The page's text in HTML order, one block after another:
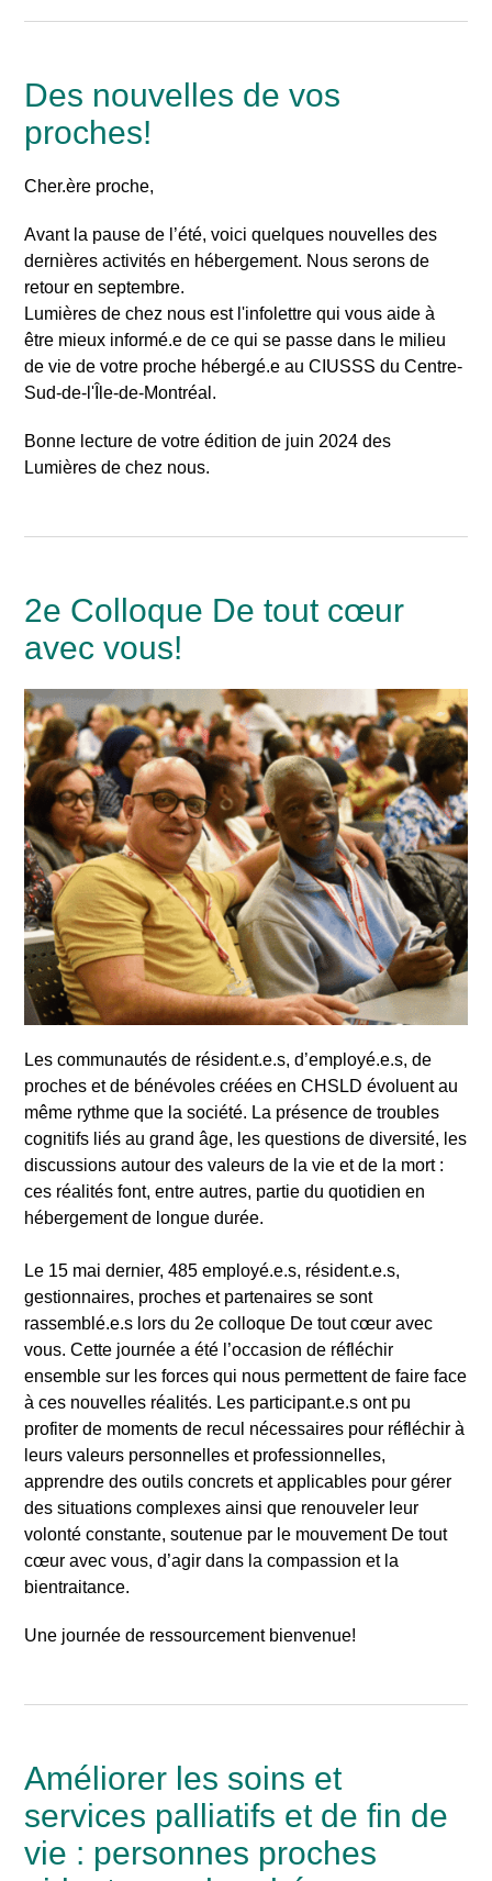
Des nouvelles de vos
proches!
Cher.ère proche,
Avant la pause de l’été, voici quelques nouvelles des
dernières activités en hébergement. Nous serons de
retour en septembre.
Lumières de chez nous est l'infolettre qui vous aide à
être mieux informé.e de ce qui se passe dans le milieu
de vie de votre proche hébergé.e au CIUSSS du Centre-
Sud-de-l'Île-de-Montréal.
Bonne lecture de votre édition de juin 2024 des
Lumières de chez nous.
2e Colloque De tout cœur
avec vous!
Les communautés de résident.e.s, d’employé.e.s, de
proches et de bénévoles créées en CHSLD évoluent au
même rythme que la société. La présence de troubles
cognitifs liés au grand âge, les questions de diversité, les
discussions autour des valeurs de la vie et de la mort :
ces réalités font, entre autres, partie du quotidien en
hébergement de longue durée.
Le 15 mai dernier, 485 employé.e.s, résident.e.s,
gestionnaires, proches et partenaires se sont
rassemblé.e.s lors du 2e colloque De tout cœur avec
vous. Cette journée a été l’occasion de réfléchir
ensemble sur les forces qui nous permettent de faire face
à ces nouvelles réalités. Les participant.e.s ont pu
profiter de moments de recul nécessaires pour réfléchir à
leurs valeurs personnelles et professionnelles,
apprendre des outils concrets et applicables pour gérer
des situations complexes ainsi que renouveler leur
volonté constante, soutenue par le mouvement De tout
cœur avec vous, d’agir dans la compassion et la
bientraitance.
Une journée de ressourcement bienvenue!
Améliorer les soins et
services palliatifs et de fin de
vie : personnes proches